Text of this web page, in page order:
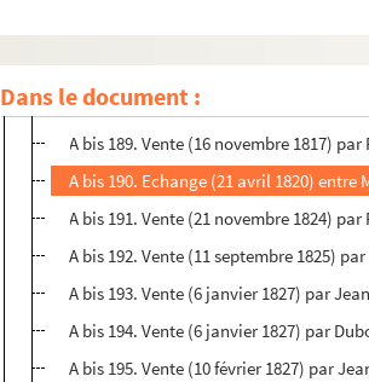
Dans le document :
Ms 2988. "N° 188 Abis à Abis N° 235.
A bis 188. (7 ventôse an 13,
A bis 189. Vente (16 novembre 1817)
A bis 190. Echange (21 avril 1820)
A bis 191. Vente (21 novembre 1824)
A bis 192. Vente (11 septembre 1825)
A bis 193. Vente (6 janvier 1827) par
A bis 194. Vente (6 janvier 1827) par
A bis 195. Vente (10 février 1827) par